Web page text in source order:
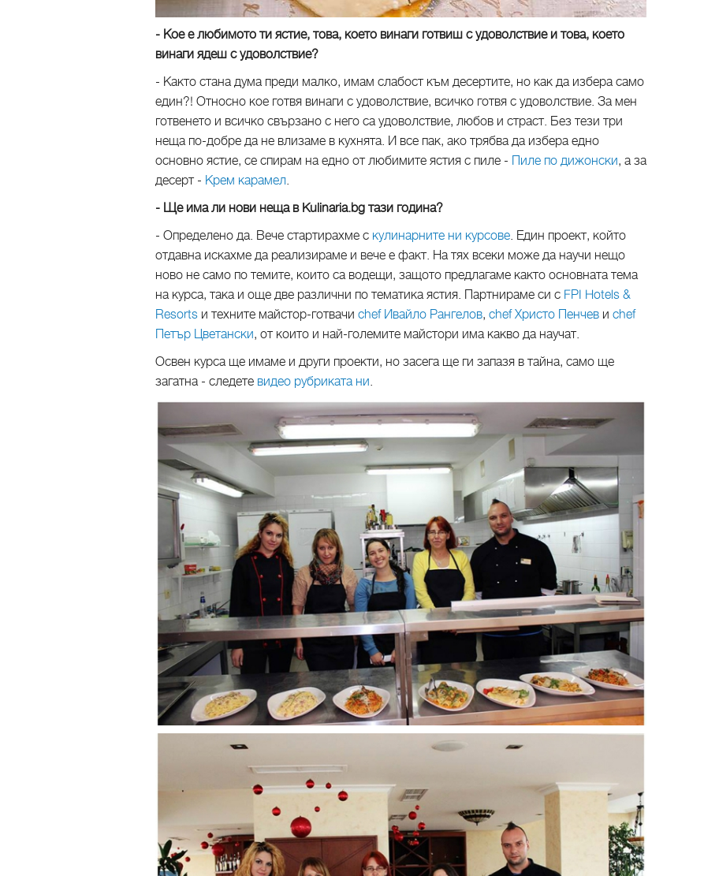
- Кое е любимото ти ястие, това, което винаги готвиш с удоволствие и това, което
винаги ядеш с удоволствие?
- Както стана дума преди малко, имам слабост към десертите, но как да избера само
един?! Относно кое готвя винаги с удоволствие, всичко готвя с удоволствие. За мен
готвенето и всичко свързано с него са удоволствие, любов и страст. Без тези три
неща по-добре да не влизаме в кухнята. И все пак, ако трябва да избера едно
основно ястие, се спирам на едно от любимите ястия с пиле - Пиле по дижонски, а за
десерт - Крем карамел.
- Ще има ли нови неща в Kulinaria.bg тази година?
- Определено да. Вече стартирахме с кулинарните ни курсове. Един проект, който
отдавна искахме да реализираме и вече е факт. На тях всеки може да научи нещо
ново не само по темите, които са водещи, защото предлагаме както основната тема
на курса, така и още две различни по тематика ястия. Партнираме си с FPI Hotels &
Resorts и техните майстор-готвачи chef Ивайло Рангелов, chef Христо Пенчев и chef
Петър Цветански, от които и най-големите майстори има какво да научат.
Освен курса ще имаме и други проекти, но засега ще ги запазя в тайна, само ще
загатна - следете видео рубриката ни.